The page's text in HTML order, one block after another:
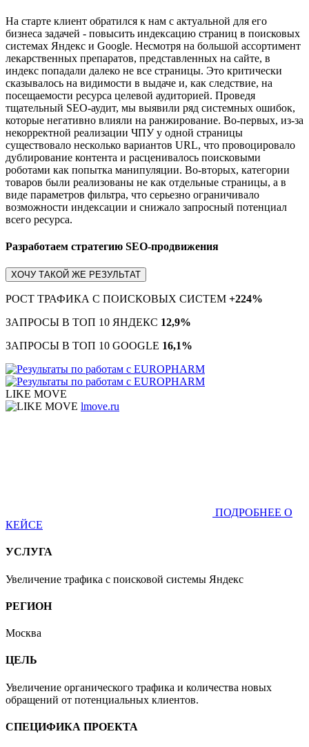
На старте клиент обратился к нам с актуальной для его
бизнеса задачей - повысить индексацию страниц в поисковых
системах Яндекс и Google. Несмотря на большой ассортимент
лекарственных препаратов, представленных на сайте, в
индекс попадали далеко не все страницы. Это критически
сказывалось на видимости в выдаче и, как следствие, на
посещаемости ресурса целевой аудиторией. Проведя
тщательный SEO-аудит, мы выявили ряд системных ошибок,
которые негативно влияли на ранжирование. Во-первых, из-за
некорректной реализации ЧПУ у одной страницы
существовало несколько вариантов URL, что провоцировало
дублирование контента и расценивалось поисковыми
роботами как попытка манипуляции. Во-вторых, категории
товаров были реализованы не как отдельные страницы, а в
виде параметров фильтра, что серьезно ограничивало
возможности индексации и снижало запросный потенциал
всего ресурса.
Разработаем стратегию SEO-продвижения
ХОЧУ ТАКОЙ ЖЕ РЕЗУЛЬТАТ
РОСТ ТРАФИКА С ПОИСКОВЫХ СИСТЕМ +224%
ЗАПРОСЫ В ТОП 10 ЯНДЕКС 12,9%
ЗАПРОСЫ В ТОП 10 GOOGLE 16,1%
LIKE MOVE
lmove.ru
ПОДРОБНЕЕ О
КЕЙСЕ
УСЛУГА
Увеличение трафика с поисковой системы Яндекс
РЕГИОН
Москва
ЦЕЛЬ
Увеличение органического трафика и количества новых
обращений от потенциальных клиентов.
СПЕЦИФИКА ПРОЕКТА